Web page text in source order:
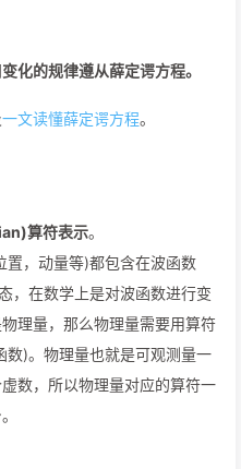
变化的规律遵从薛定谔方程。
一文读懂薛定谔方程。
算符表示。
置，动量等)都包含在波函数
，在数学上是对波函数进行变
理量，那么物理量需要用算符
)。物理量也就是可观测量一
数，所以物理量对应的算符一